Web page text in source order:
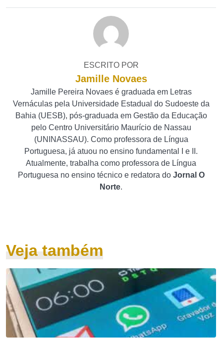
ESCRITO POR
Jamille Novaes
Jamille Pereira Novaes é graduada em Letras
Vernáculas pela Universidade Estadual do Sudoeste da
Bahia (UESB), pós-graduada em Gestão da Educação
pelo Centro Universitário Maurício de Nassau
(UNINASSAU). Como professora de Língua
Portuguesa, já atuou no ensino fundamental I e II.
Atualmente, trabalha como professora de Língua
Portuguesa no ensino técnico e redatora do Jornal O
Norte.
Veja também